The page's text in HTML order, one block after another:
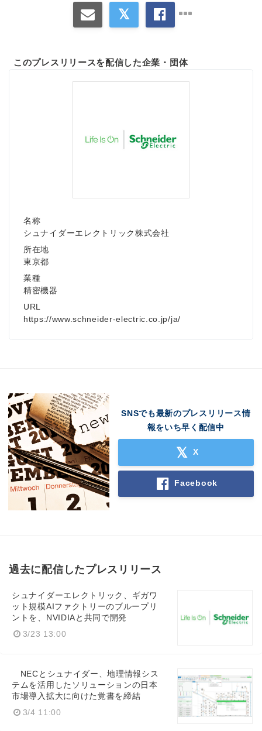
このプレスリリースを配信した企業・団体
名称
シュナイダーエレクトリック株式会社
所在地
東京都
業種
精密機器
URL
https://www.schneider-electric.co.jp/ja/
SNSでも最新のプレスリリース情
報をいち早く配信中
X
Facebook
過去に配信したプレスリリース
シュナイダーエレクトリック、ギガワ
ット規模AIファクトリーのブループリ
ントを、NVIDIAと共同で開発
3/23 13:00
NECとシュナイダー、地理情報シス
テムを活用したソリューションの日本
市場導入拡大に向けた覚書を締結
3/4 11:00